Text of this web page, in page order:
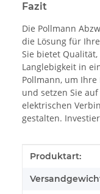
Fazit
Die Pollmann
die Lösung für
Sie bietet
Langlebigkeit in
Pollmann, um
und setzen Sie auf
elektrischen
gestalten.
Wert
Produktart: